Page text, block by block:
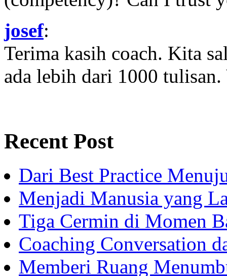
josef:
Terima kasih coach. Kita
ada lebih dari 1000 tulisan.
Recent Post
Dari Best Practice
Menjadi Manusia yang
Tiga Cermin di Momen
Coaching Conversation
Memberi Ruang